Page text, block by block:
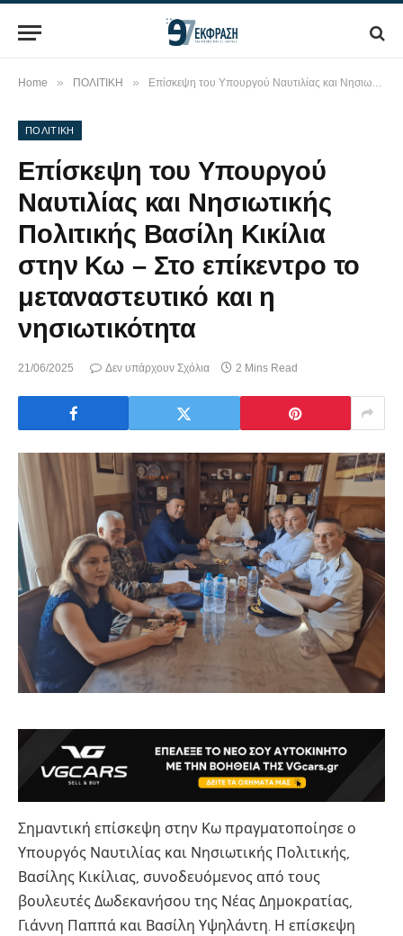
Home » ΠΟΛΙΤΙΚΗ » Επίσκεψη του Υπουργού Ναυτιλίας και Νησιωτικής Πολιτικής Βασίλη Κικίλια στην Κω – Στο επίκεντρο το μεταναστευτικό και η νησιωτικότητα
ΠΟΛΙΤΙΚΗ
Επίσκεψη του Υπουργού
Ναυτιλίας και Νησιωτικής
Πολιτικής Βασίλη Κικίλια
στην Κω – Στο επίκεντρο το
μεταναστευτικό και η
νησιωτικότητα
21/06/2025 Δεν υπάρχουν Σχόλια 2 Mins Read
Σημαντική επίσκεψη στην Κω πραγματοποίησε ο
Υπουργός Ναυτιλίας και Νησιωτικής Πολιτικής,
Βασίλης Κικίλιας, συνοδευόμενος από τους
βουλευτές Δωδεκανήσου της Νέας Δημοκρατίας,
Γιάννη Παππά και Βασίλη Υψηλάντη. Η επίσκεψη